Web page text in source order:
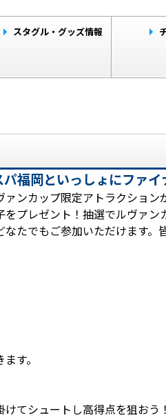
スタグル・グッズ情報
福岡といっしょにファイ
ンカップ限定アトラクション
プレゼント！抽選でルヴァン
たでもご参加いただけます。
す。
てシュートし高得点を狙おう！